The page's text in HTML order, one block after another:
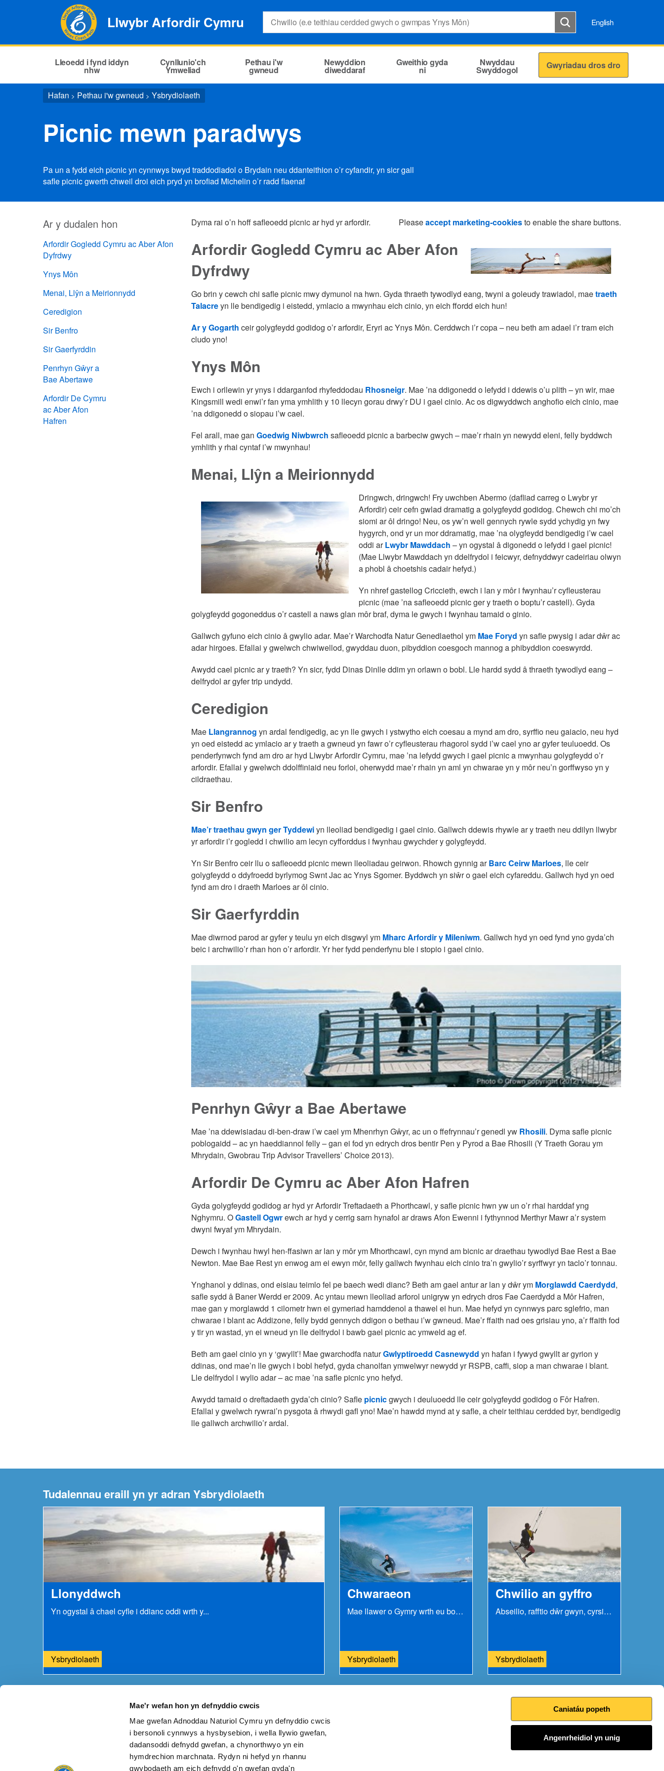
Mae'r wefan hon yn defnyddio cwcis
Mae gwefan Adnoddau Naturiol Cymru yn defnyddio cwcis
i bersonoli cynnwys a hysbysebion, i wella llywio gwefan,
dadansoddi defnydd gwefan, a chynorthwyo yn ein
hymdrechion marchnata. Rydyn ni hefyd yn rhannu
gwybodaeth am eich defnydd o'n gwefan gyda'n
Caniatáu popeth
Angenrheidiol yn unig
Llwybr Arfordir Cymru Search: English
Lleoedd i fynd iddyn
nhw
Cynllunio'ch
Ymweliad
Pethau i'w
gwneud
Newyddion
diweddaraf
Gweithio gyda
ni
Nwyddau
Swyddogol Gwyriadau dros dro
Hafan > Pethau i'w gwneud > Ysbrydiolaeth
Picnic mewn paradwys
Pa un a fydd eich picnic yn cynnwys bwyd traddodiadol o Brydain neu ddanteithion o’r cyfandir, yn sicr gall
safle picnic gwerth chweil droi eich pryd yn brofiad Michelin o’r radd flaenaf
Ar y dudalen hon
Arfordir Gogledd Cymru ac Aber Afon
Dyfrdwy
Ynys Môn
Menai, Llŷn a Meirionnydd
Ceredigion
Sir Benfro
Sir Gaerfyrddin
Penrhyn Gŵyr a
Bae Abertawe
Arfordir De Cymru
ac Aber Afon
Hafren
Pleaseaccept marketing-cookiesto enable the share buttons.
Dyma rai o’n hoff safleoedd picnic ar hyd yr arfordir.
Arfordir Gogledd Cymru ac Aber Afon
Dyfrdwy
Go brin y cewch chi safle picnic mwy dymunol na hwn. Gyda thraeth tywodlyd eang, twyni a goleudy trawiadol, maetraeth
Talacreyn lle bendigedig i eistedd, ymlacio a mwynhau eich cinio, yn eich ffordd eich hun!
Ar y Gogarth ceir golygfeydd godidog o’r arfordir, Eryri ac Ynys Môn. Cerddwch i’r copa – neu beth am adael i’r tram eich
cludo yno!
Ynys Môn
Ewch i orllewin yr ynys i ddarganfod rhyfeddodau Rhosneigr. Mae ’na ddigonedd o lefydd i ddewis o’u plith – yn wir, mae
Kingsmill wedi enwi’r fan yma ymhlith y 10 llecyn gorau drwy’r DU i gael cinio. Ac os digwyddwch anghofio eich cinio, mae
’na ddigonedd o siopau i’w cael.
Fel arall, mae gan Goedwig Niwbwrch safleoedd picnic a barbeciw gwych – mae’r rhain yn newydd eleni, felly byddwch
ymhlith y rhai cyntaf i’w mwynhau!
Menai, Llŷn a Meirionnydd
Dringwch, dringwch! Fry uwchben Abermo (dafliad carreg o Lwybr yr
Arfordir) ceir cefn gwlad dramatig a golygfeydd godidog. Chewch chi mo’ch
siomi ar ôl dringo! Neu, os yw’n well gennych rywle sydd ychydig yn fwy
hygyrch, ond yr un mor ddramatig, mae ’na olygfeydd bendigedig i’w cael
oddi arLwybr Mawddach – yn ogystal â digonedd o lefydd i gael picnic!
(Mae Llwybr Mawddach yn ddelfrydol i feicwyr, defnyddwyr cadeiriau olwyn
a phobl â choetshis cadair hefyd.)
Yn nhref gastellog Criccieth, ewch i lan y môr i fwynhau’r cyfleusterau
picnic (mae ’na safleoedd picnic ger y traeth o boptu’r castell). Gyda
golygfeydd gogoneddus o’r castell a naws glan môr braf, dyma le gwych i fwynhau tamaid o ginio.
Gallwch gyfuno eich cinio â gwylio adar. Mae’r Warchodfa Natur Genedlaethol ym Mae Foryd yn safle pwysig i adar dŵr ac
adar hirgoes. Efallai y gwelwch chwiwellod, gwyddau duon, pibyddion coesgoch mannog a phibyddion coeswyrdd.
Awydd cael picnic ar y traeth? Yn sicr, fydd Dinas Dinlle ddim yn orlawn o bobl. Lle hardd sydd â thraeth tywodlyd eang –
delfrydol ar gyfer trip undydd.
Ceredigion
Mae Llangrannog yn ardal fendigedig, ac yn lle gwych i ystwytho eich coesau a mynd am dro, syrffio neu gaiacio, neu hyd
yn oed eistedd ac ymlacio ar y traeth a gwneud yn fawr o’r cyfleusterau rhagorol sydd i’w cael yno ar gyfer teuluoedd. Os
penderfynwch fynd am dro ar hyd Llwybr Arfordir Cymru, mae ’na lefydd gwych i gael picnic a mwynhau golygfeydd o’r
arfordir. Efallai y gwelwch ddolffiniaid neu forloi, oherwydd mae’r rhain yn aml yn chwarae yn y môr neu’n gorffwyso yn y
cildraethau.
Sir Benfro
Mae’r traethau gwyn ger Tyddewiyn lleoliad bendigedig i gael cinio. Gallwch ddewis rhywle ar y traeth neu ddilyn llwybr
yr arfordir i’r gogledd i chwilio am lecyn cyfforddus i fwynhau gwychder y golygfeydd.
Yn Sir Benfro ceir llu o safleoedd picnic mewn lleoliadau geirwon. Rhowch gynnig arBarc Ceirw Marloes, lle ceir
golygfeydd o ddyfroedd byrlymog Swnt Jac ac Ynys Sgomer. Byddwch yn siŵr o gael eich cyfareddu. Gallwch hyd yn oed
fynd am dro i draeth Marloes ar ôl cinio.
Sir Gaerfyrddin
Mae diwrnod parod ar gyfer y teulu yn eich disgwyl ym Mharc Arfordir y Mileniwm. Gallwch hyd yn oed fynd yno gyda’ch
beic i archwilio’r rhan hon o’r arfordir. Yr her fydd penderfynu ble i stopio i gael cinio.
Penrhyn Gŵyr a Bae Abertawe
Mae ’na ddewisiadau di-ben-draw i’w cael ym Mhenrhyn Gŵyr, ac un o ffefrynnau’r genedl yw Rhosili. Dyma safle picnic
poblogaidd – ac yn haeddiannol felly – gan ei fod yn edrych dros bentir Pen y Pyrod a Bae Rhosili (Y Traeth Gorau ym
Mhrydain, Gwobrau Trip Advisor Travellers’ Choice 2013).
Arfordir De Cymru ac Aber Afon Hafren
Gyda golygfeydd godidog ar hyd yr Arfordir Treftadaeth a Phorthcawl, y safle picnic hwn yw un o’r rhai harddaf yng
Nghymru. OGastell Ogwrewch ar hyd y cerrig sarn hynafol ar draws Afon Ewenni i fythynnod Merthyr Mawr a’r system
dwyni fwyaf ym Mhrydain.
Dewch i fwynhau hwyl hen-ffasiwn ar lan y môr ym Mhorthcawl, cyn mynd am bicnic ar draethau tywodlyd Bae Rest a Bae
Newton. Mae Bae Rest yn enwog am ei ewyn môr, felly gallwch fwynhau eich cinio tra’n gwylio’r syrffwyr yn taclo’r tonnau.
Ynghanol y ddinas, ond eisiau teimlo fel pe baech wedi dianc? Beth am gael antur ar lan y dŵr ym Morglawdd Caerdydd,
safle sydd â Baner Werdd er 2009. Ac yntau mewn lleoliad arforol unigryw yn edrych dros Fae Caerdydd a Môr Hafren,
mae gan y morglawdd 1 cilometr hwn ei gymeriad hamddenol a thawel ei hun. Mae hefyd yn cynnwys parc sglefrio, man
chwarae i blant ac Addizone, felly bydd gennych ddigon o bethau i’w gwneud. Mae’r ffaith nad oes grisiau yno, a’r ffaith fod
y tir yn wastad, yn ei wneud yn lle delfrydol i bawb gael picnic ac ymweld ag ef.
Beth am gael cinio yn y ‘gwyllt’! Mae gwarchodfa naturGwlyptiroedd Casnewydd yn hafan i fywyd gwyllt ar gyrion y
ddinas, ond mae’n lle gwych i bobl hefyd, gyda chanolfan ymwelwyr newydd yr RSPB, caffi, siop a man chwarae i blant.
Lle delfrydol i wylio adar – ac mae ’na safle picnic yno hefyd.
Awydd tamaid o dreftadaeth gyda’ch cinio? Safle picnicgwych i deuluoedd lle ceir golygfeydd godidog o Fôr Hafren.
Efallai y gwelwch rywrai’n pysgota â rhwydi gafl yno! Mae’n hawdd mynd at y safle, a cheir teithiau cerdded byr, bendigedig
lle gallwch archwilio’r ardal.
Tudalennau eraill yn yr adran Ysbrydiolaeth
Llonyddwch
Yn ogystal â chael cyfle i ddianc oddi wrth y...
Ysbrydiolaeth
Chwaraeon
Mae llawer o Gymry wrth eu bodd â rygbi ac mae...
Ysbrydiolaeth
Chwilio an gyffro
Abseilio, rafftio dŵr gwyn, cyrsiau beicio mynydd...
Ysbrydiolaeth
A oes unrhyw beth o'i le ar y dudalen hon?Rhowch eich adborth i ni.
Argraffu’r dudalen hon
I fyny